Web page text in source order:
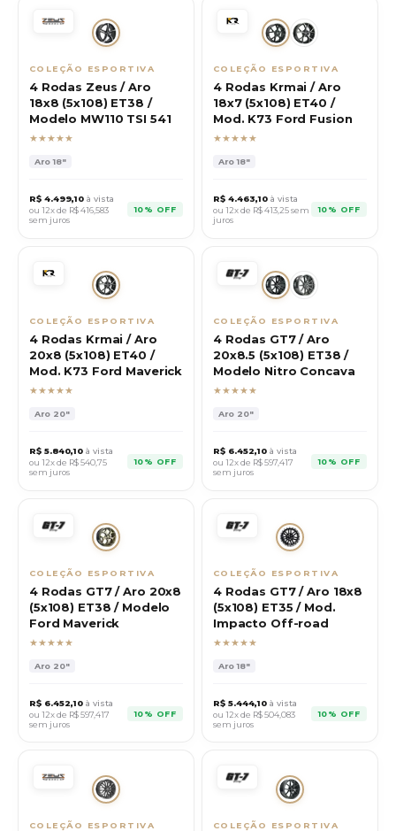
COLEÇÃO ESPORTIVA
4 Rodas Zeus / Aro
18x8 (5x108) ET38 /
Modelo MW110 TSI 541
★★★★★
Aro18"
R$ 4.499,10 à vista
ou 12x de R$416,583
sem juros
10% OFF
COLEÇÃO ESPORTIVA
4 Rodas Krmai / Aro
18x7 (5x108) ET40 /
Mod. K73 Ford Fusion
★★★★★
Aro18"
R$ 4.463,10 à vista
ou 12x de R$413,25sem
juros
10% OFF
COLEÇÃO ESPORTIVA
4 Rodas Krmai / Aro
20x8 (5x108) ET40 /
Mod. K73 Ford Maverick
★★★★★
Aro 20"
R$ 5.840,10 à vista
ou 12x de R$540,75
sem juros
10% OFF
COLEÇÃO ESPORTIVA
4 Rodas GT7 / Aro
20x8.5 (5x108) ET38 /
Modelo Nitro Concava
★★★★★
Aro 20"
R$ 6.452,10 à vista
ou 12x de R$597,417
sem juros
10% OFF
COLEÇÃO ESPORTIVA
4 Rodas GT7 / Aro 20x8
(5x108) ET38 / Modelo
Ford Maverick
★★★★★
Aro 20"
R$ 6.452,10 à vista
ou 12x de R$597,417
sem juros
10% OFF
COLEÇÃO ESPORTIVA
4 Rodas GT7 / Aro 18x8
(5x108) ET35 / Mod.
Impacto Off-road
★★★★★
Aro18"
R$ 5.444,10 à vista
ou 12x de R$504,083
sem juros
10% OFF
COLEÇÃO ESPORTIVA COLEÇÃO ESPORTIVA